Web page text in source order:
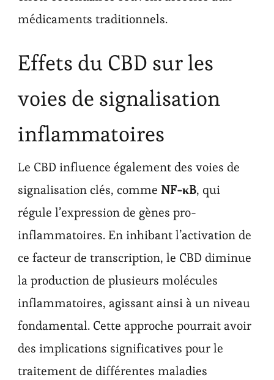
médicaments traditionnels.
Effets du CBD sur les
voies de signalisation
inflammatoires
Le CBD influence également des voies de
signalisation clés, comme NF-κB, qui
régule l’expression de gènes pro-
inflammatoires. En inhibant l’activation de
ce facteur de transcription, le CBD diminue
la production de plusieurs molécules
inflammatoires, agissant ainsi à un niveau
fondamental. Cette approche pourrait avoir
des implications significatives pour le
traitement de différentes maladies